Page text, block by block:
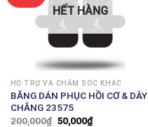
HẾT HÀNG
HỖ TRỢ VÀ CHĂM SÓC KHÁC
BĂNG DÁN PHỤC HỒI CƠ & DÂY
CHẰNG 23575
200,000₫ 50,000₫